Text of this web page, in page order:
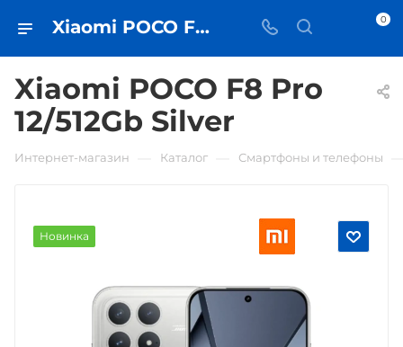
Xiaomi POCO F8 Pro 12/512Gb Silver • купить в Самаре - iЧехол 0
Xiaomi POCO F8 Pro
12/512Gb Silver
Интернет-магазин Каталог Смартфоны и телефоны
Новинка